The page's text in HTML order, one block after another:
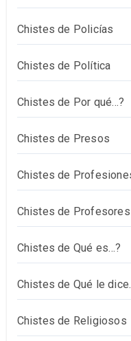
Chistes de Policías
Chistes de Política
Chistes de Por qué…?
Chistes de Presos
Chistes de
Chistes de Profesores
Chistes de Qué es…?
Chistes de Qué le
Chistes de Religiosos